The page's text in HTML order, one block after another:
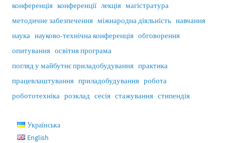
конференція конференції лекція магістратура
методичне забезпечення міжнародна діяльність навчання
наука науково-технічна конференція обговорення
опитування освітня програма
погляд у майбутнє приладобудування практика
працевлаштування приладобудування робота
робототехніка розклад сесія стажування стипендія
Українська
English